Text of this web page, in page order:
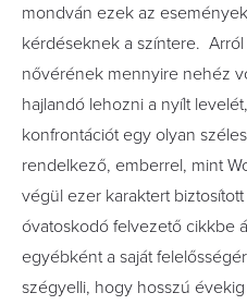
mondván ezek az
kérdéseknek a színtere.
nővérének mennyire nehéz
hajlandó lehozni a nyílt
konfrontációt egy olyan
rendelkező, emberrel, mint
végül ezer karaktert
óvatoskodó felvezető cikkbe
egyébként a saját
szégyelli, hogy hosszú